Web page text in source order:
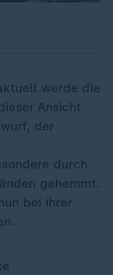
werde die
Ansicht
der
durch
gehemmt.
bei ihrer